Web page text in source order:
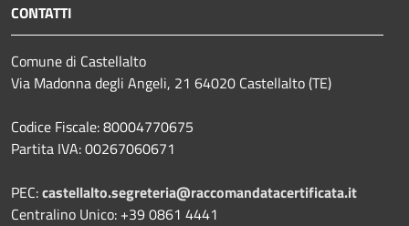
CONTATTI
Comune di Castellalto
Via Madonna degli Angeli, 21 64020 Castellalto (TE)
Codice Fiscale: 80004770675
Partita IVA: 00267060671
PEC:castellalto.segreteria@raccomandatacertificata.it
Centralino Unico: +39 0861 4441